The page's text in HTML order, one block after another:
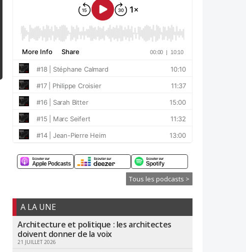
Tous les podcasts >
A LA UNE
Architecture et politique : les architectes
doivent donner de la voix
21 JUILLET 2026